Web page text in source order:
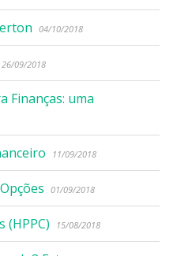
04/10/2018
26/09/2018
Finanças: uma
11/09/2018
01/09/2018
(HPPC) 15/08/2018